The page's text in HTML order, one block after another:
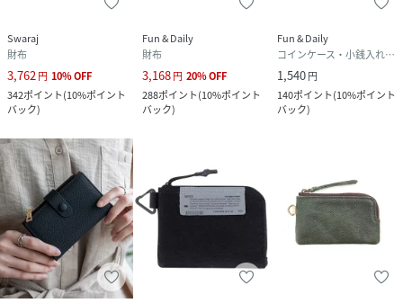
Swaraj
財布
3,762円 10%OFF
342ポイント(10%ポイント
バック)
Fun & Daily
財布
3,168円 20%OFF
288ポイント(10%ポイント
バック)
Fun & Daily
コインケース・小銭入れ・札入れ
1,540円
140ポイント(10%ポイント
バック)